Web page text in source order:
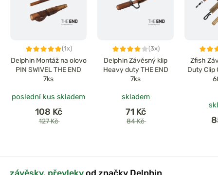
(1x)
Delphin Montáž na olovo
PIN SWIVEL THE END
7ks
poslední kus skladem
108 Kč
127 Kč
(3x)
Delphin Závěsný klip
Heavy duty THE END
7ks
skladem
71 Kč
84 Kč
Zfish
Duty Clip
závěsky, převlekyod značky Delphin